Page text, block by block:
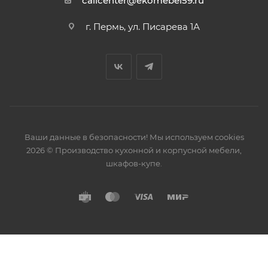
г. Пермь, ул. Писарева 1А
Ваши данные в безопасности! Мы используем cookies
2026 © Производство кухонной и корпусной мебели,
шкафов-купе.